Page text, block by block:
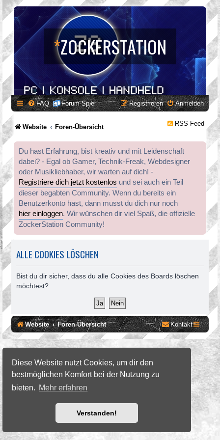
Diese Website nutzt Cookies, um dir den
bestmöglichen Komfort bei der Nutzung zu
bieten. Mehr erfahren
Verstanden!
*ZOCKERSTATION
FAQ Forum-Spiel Anmelden
Registrieren
Website Foren-Übersicht RSS-Feed
Du hast Erfahrung, bist kreativ und mit Leidenschaft
dabei? - Egal ob Gamer, Technik-Freak, Webdesigner
oder Musikliebhaber, wir warten auf dich! -
Registriere dich jetzt kostenlos und sei auch ein Teil
dieser begabten Community. Wenn du bereits ein
Benutzerkonto hast, dann musst du dich nur noch
hier einloggen. Wir wünschen dir viel Spaß, die offizielle
ZockerStation Community!
ALLE COOKIES LÖSCHEN
Bist du dir sicher, dass du alle Cookies des Boards löschen
möchtest?
Website Foren-Übersicht Kontakt